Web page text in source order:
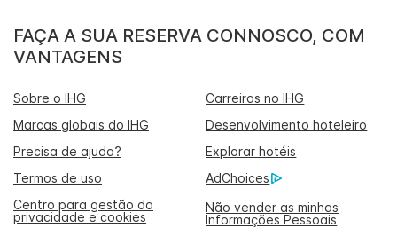
FAÇA A SUA RESERVA CONNOSCO, COM
VANTAGENS
Sobre o IHG
Carreiras no IHG
Marcas globais do IHG
Desenvolvimento hoteleiro
Precisa de ajuda?
Explorar hotéis
Termos de uso
AdChoices
Centro para gestão da
privacidade e cookies
Não vender as minhas
Informações Pessoais